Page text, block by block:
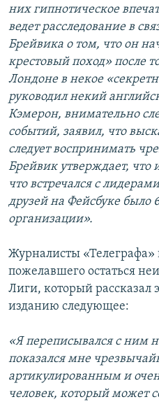
них гипнотическое
ведет расследование в
Брейвика о том, что он
крестовый поход» после
Лондоне в некое
руководил некий
Кэмерон, внимательно
событий, заявил, что
следует воспринимать
Брейвик утверждает, что
что встречался с
друзей на Фейсбуке было
организации».
Журналисты «Телеграфа»
пожелавшего остаться
Лиги, который рассказал
изданию следующее:
«Я переписывался с ним
показался мне
артикулированным и
человек, который может